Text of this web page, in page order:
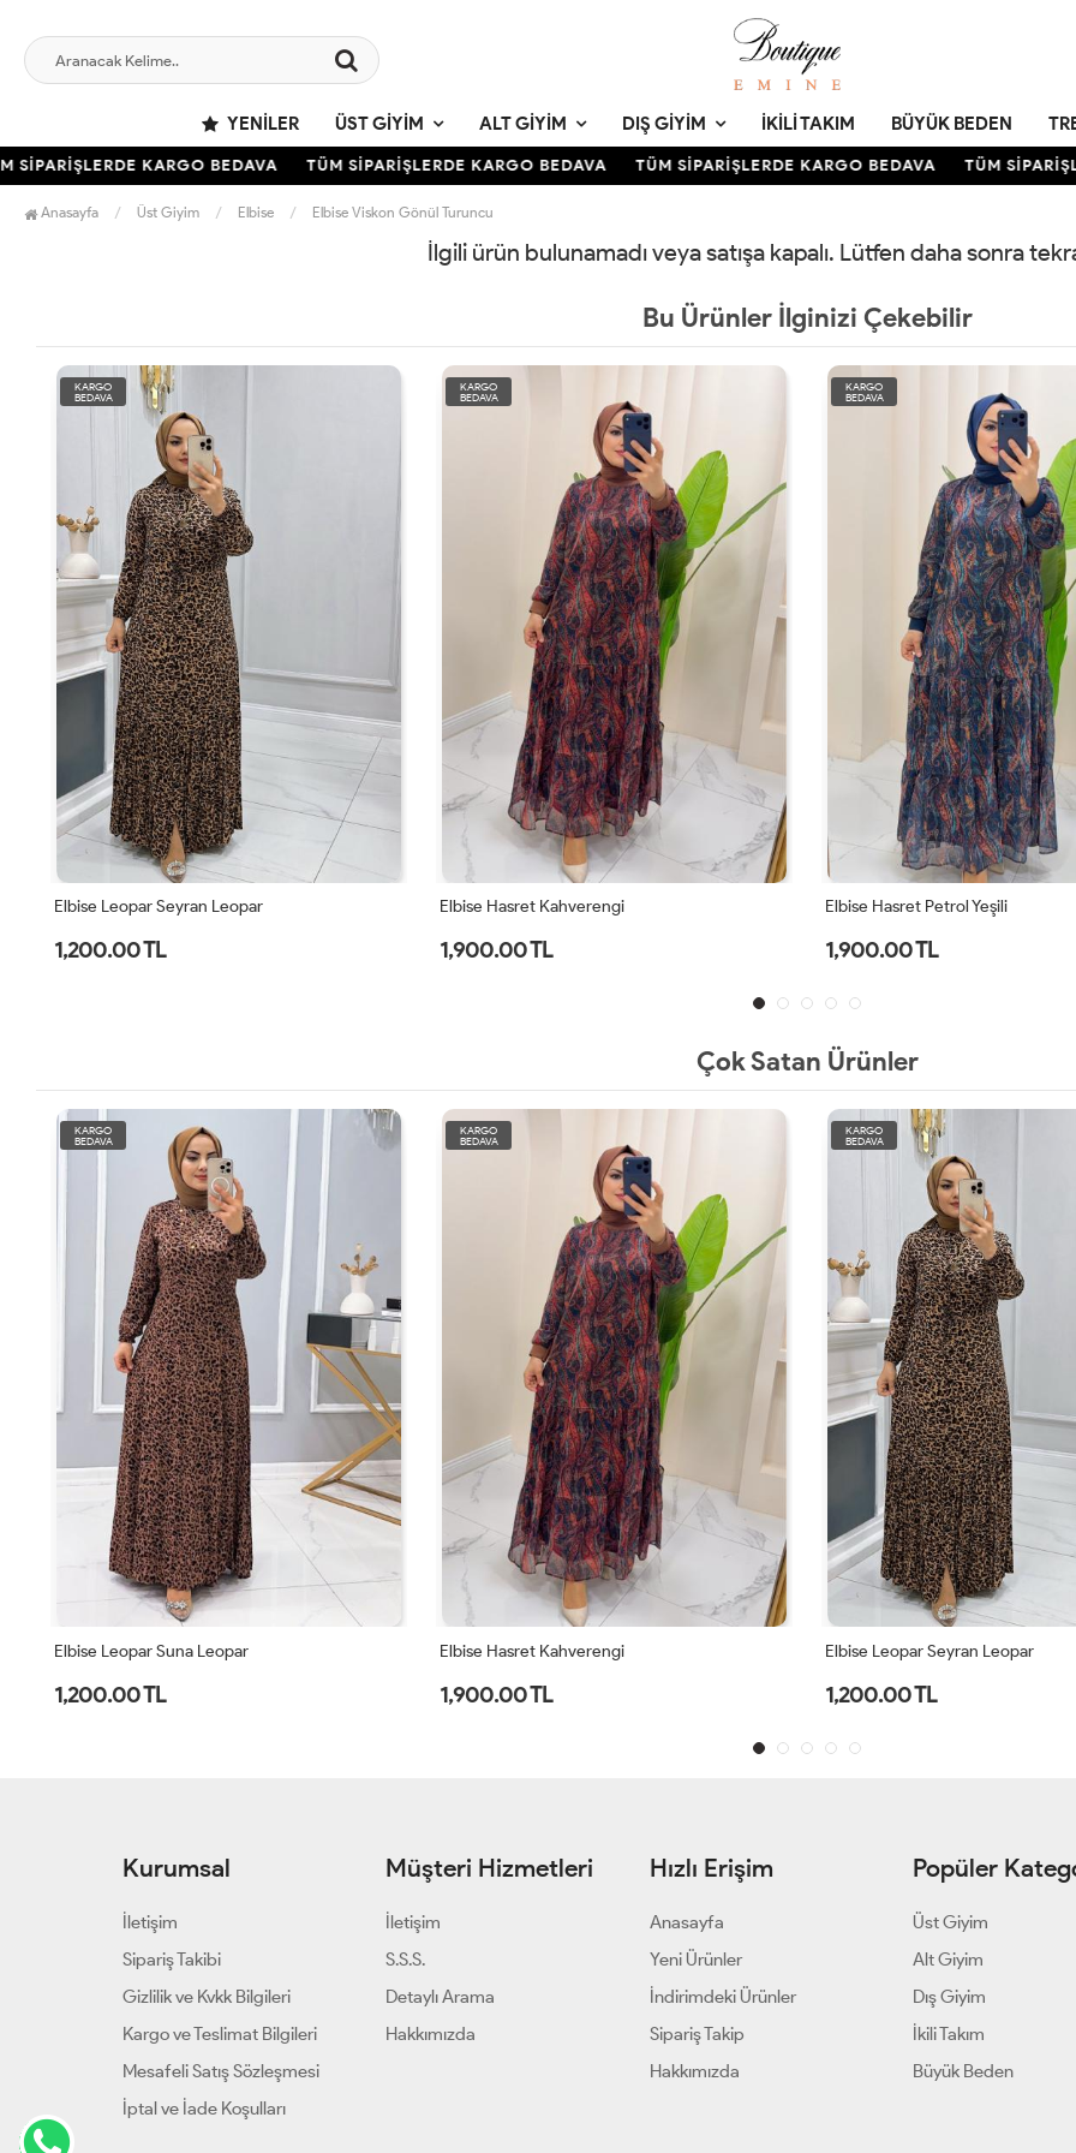
YENILER ÜST GIYIM ALT GIYIM DIŞ GIYIM İKILI TAKIM BÜYÜK BEDEN
KARGO BEDAVA TÜM SİPARİŞLERDE KARGO BEDAVA TÜM SİPARİŞLERDE KARGO BEDAVA TÜM
Anasayfa Üst Giyim Elbise Elbise Viskon Gönül Turuncu
İlgili ürün bulunamadı veya satışa kapalı. Lütfen daha sonra
Bu Ürünler İlginizi Çekebilir
KARGO
BEDAVA
Elbise Hasret Kahverengi
1,900.00 TL
KARGO
BEDAVA
Elbise Hasret Petrol Yeşili
1,900.00 TL
KARGO
BEDAVA
Elbise Viskon Dilan Kırmızı
1,200.00 TL
Çok Satan Ürünler
KARGO
BEDAVA
Elbise Hasret Kahverengi
1,900.00 TL
KARGO
BEDAVA
Elbise Leopar Seyran Leopar
1,200.00 TL
KARGO
BEDAVA
Elbise Hasret Petrol Yeşili
1,900.00 TL
Kurumsal
İletişim
Sipariş Takibi
Gizlilik ve Kvkk Bilgileri
Kargo ve Teslimat Bilgileri
Mesafeli Satış Sözleşmesi
İptal ve İade Koşulları
Müşteri Hizmetleri
İletişim
S.S.S.
Detaylı Arama
Hakkımızda
Hızlı Erişim
Anasayfa
Yeni Ürünler
İndirimdeki Ürünler
Sipariş Takip
Hakkımızda
Popüler
Üst Giyim
Alt Giyim
Dış Giyim
İkili Takım
Büyük Beden